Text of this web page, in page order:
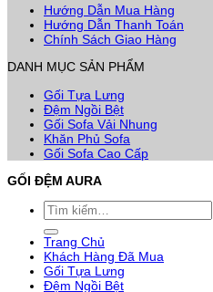
Hướng Dẫn Mua Hàng
Hướng Dẫn Thanh Toán
Chính Sách Giao Hàng
DANH MỤC SẢN PHẨM
Gối Tựa Lưng
Đệm Ngồi Bệt
Gối Sofa Vải Nhung
Khăn Phủ Sofa
Gối Sofa Cao Cấp
GỐI ĐỆM AURA
Tìm
kiếm:
Trang Chủ
Khách Hàng Đã Mua
Gối Tựa Lưng
Đệm Ngồi Bệt